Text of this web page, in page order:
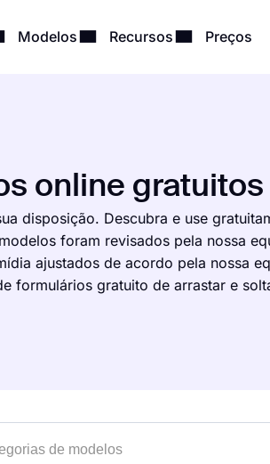
Modelos Recursos Preços
online gratuitos
disposição. Descubra e use
foram revisados pela nossa
ajustados de acordo pela nossa
formulários gratuito de arrastar e